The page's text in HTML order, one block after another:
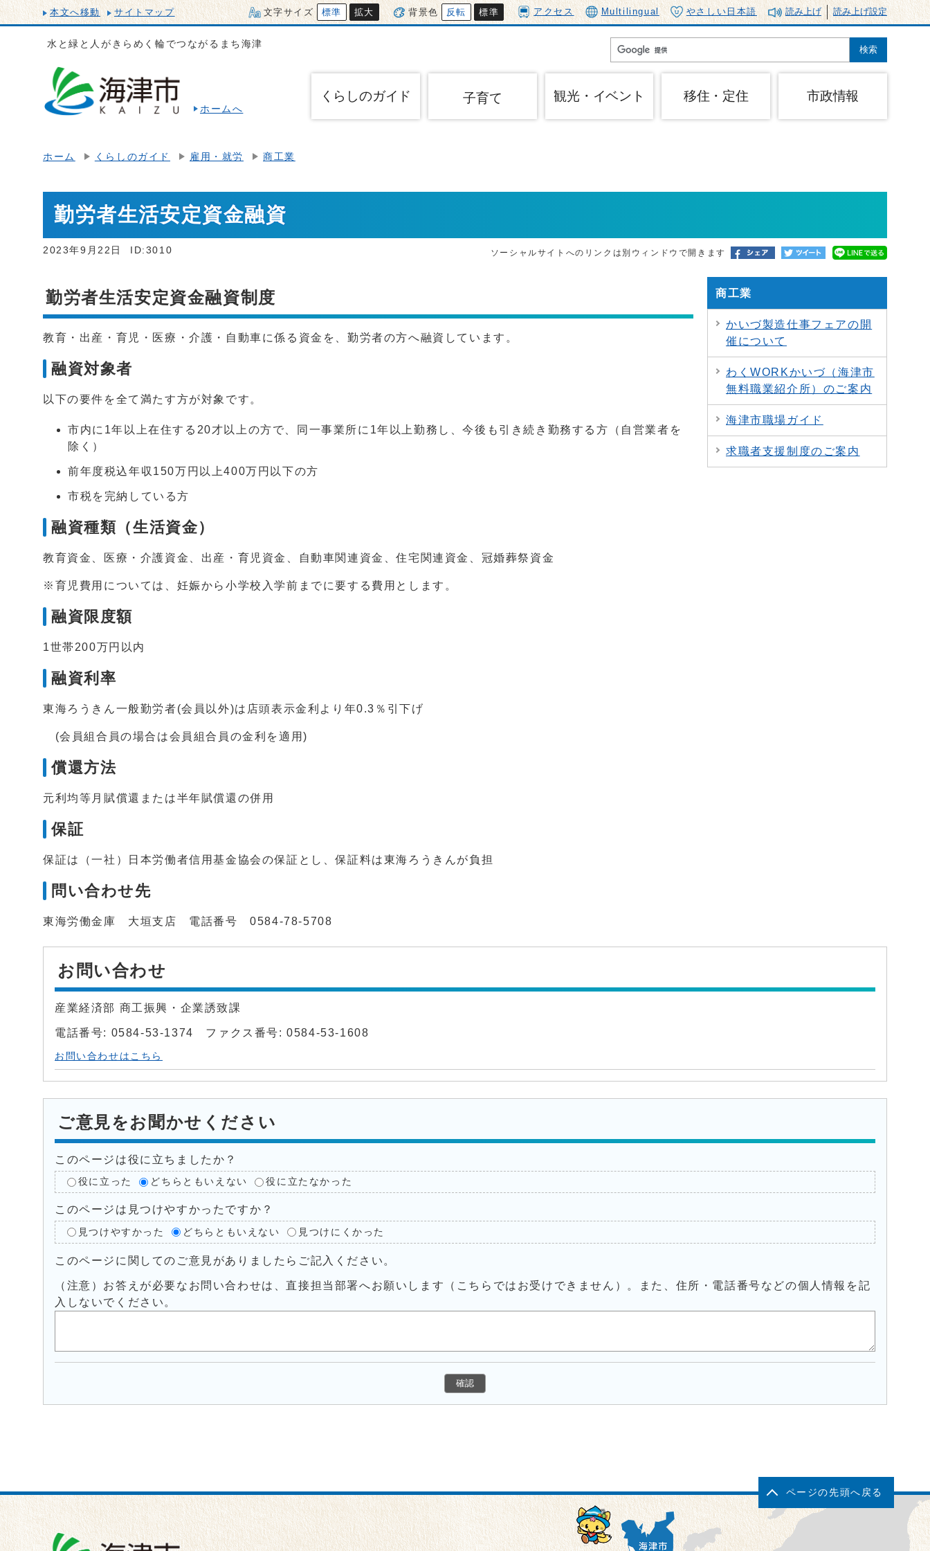
本文へ移動 サイトマップ 文字サイズ 標準 拡大 背景色 反転 標準 アクセス Multilingual やさしい日本語 読み上げ 読み上げ設定
水と緑と人がきらめく輪でつながるまち海津
ホームへ
くらしのガイド 子育て 観光・イベント 移住・定住 市政情報
ホーム くらしのガイド 雇用・就労 商工業
勤労者生活安定資金融資
2023年9月22日 ID:3010 ソーシャルサイトへのリンクは別ウィンドウで開きます
勤労者生活安定資金融資制度
教育・出産・育児・医療・介護・自動車に係る資金を、勤労者の方へ融資しています。
融資対象者
以下の要件を全て満たす方が対象です。
市内に1年以上在住する20才以上の方で、同一事業所に1年以上勤務し、今後も引き続き勤務する方（自営業者を
除く）
前年度税込年収150万円以上400万円以下の方
市税を完納している方
融資種類（生活資金）
教育資金、医療・介護資金、出産・育児資金、自動車関連資金、住宅関連資金、冠婚葬祭資金
※育児費用については、妊娠から小学校入学前までに要する費用とします。
融資限度額
1世帯200万円以内
融資利率
東海ろうきん一般勤労者(会員以外)は店頭表示金利より年0.3％引下げ
(会員組合員の場合は会員組合員の金利を適用)
償還方法
元利均等月賦償還または半年賦償還の併用
保証
保証は（一社）日本労働者信用基金協会の保証とし、保証料は東海ろうきんが負担
問い合わせ先
東海労働金庫 大垣支店 電話番号 0584-78-5708
商工業
かいづ製造仕事フェアの開
催について
わくWORKかいづ（海津市
無料職業紹介所）のご案内
海津市職場ガイド
求職者支援制度のご案内
お問い合わせ
産業経済部 商工振興・企業誘致課
電話番号: 0584-53-1374 ファクス番号: 0584-53-1608
お問い合わせはこちら
ご意見をお聞かせください
このページは役に立ちましたか？
役に立った どちらともいえない 役に立たなかった
このページは見つけやすかったですか？
見つけやすかった どちらともいえない 見つけにくかった
このページに関してのご意見がありましたらご記入ください。
（注意）お答えが必要なお問い合わせは、直接担当部署へお願いします（こちらではお受けできません）。また、住所・電話番号などの個人情報を記
入しないでください。
ページの先頭へ戻る